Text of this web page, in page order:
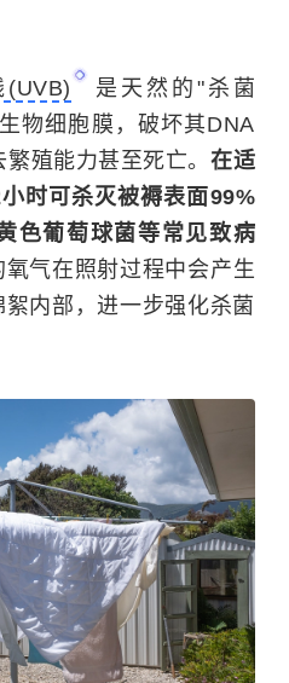
是天然的"杀菌
物细胞膜，破坏其DNA
殖能力甚至死亡。 在适
时可杀灭被褥表面99%
色葡萄球菌等常见致病
气在照射过程中会产生
内部，进一步强化杀菌